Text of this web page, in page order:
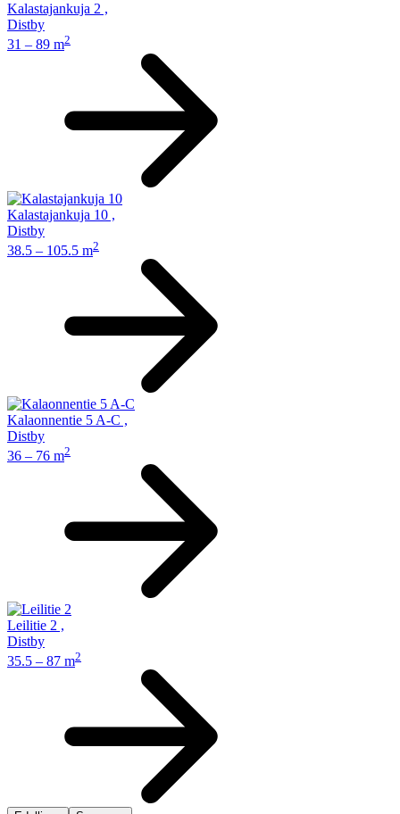
Kalastajankuja 2 ,
Distby
31 – 89 m2
Kalastajankuja 10 ,
Distby
38.5 – 105.5 m2
Kalaonnentie 5 A-C ,
Distby
36 – 76 m2
Leilitie 2 ,
Distby
35.5 – 87 m2